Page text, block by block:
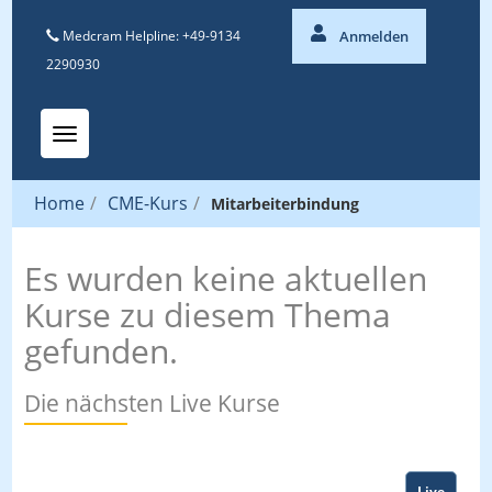
Medcram Helpline: +49-9134
2290930
Anmelden
Toggle navigation
Home / CME-Kurs / Mitarbeiterbindung
Es wurden keine aktuellen
Kurse zu diesem Thema
gefunden.
Die nächsten Live Kurse